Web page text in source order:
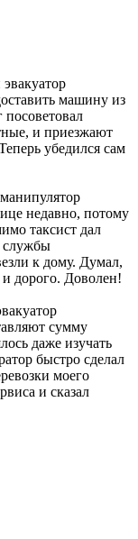
эвакуатор
машину из
и приезжают
убедился сам
недавно, потому
таксист дал
службы
к дому. Думал,
и дорого. Доволен!
сумму
даже изучать
быстро сделал
моего
и сказал